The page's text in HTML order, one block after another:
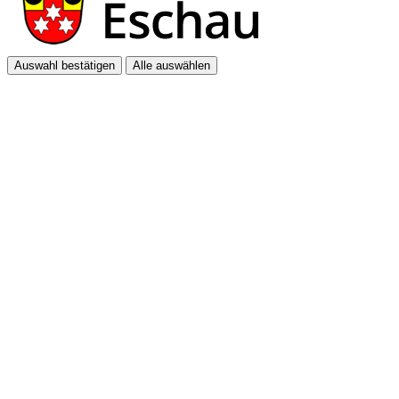
Auswahl bestätigen Alle auswählen